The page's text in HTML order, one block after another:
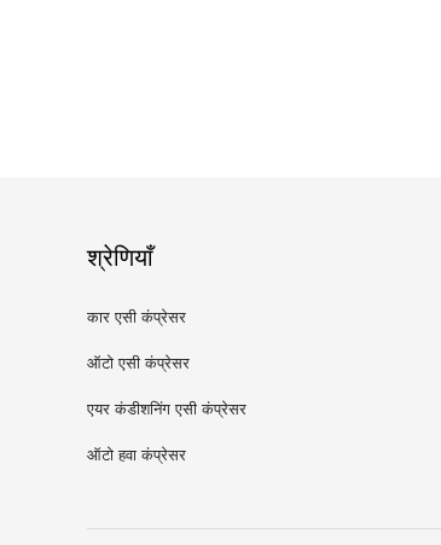
श्रेणियाँ
कार एसी कंप्रेसर
ऑटो एसी कंप्रेसर
एयर कंडीशनिंग एसी कंप्रेसर
ऑटो हवा कंप्रेसर